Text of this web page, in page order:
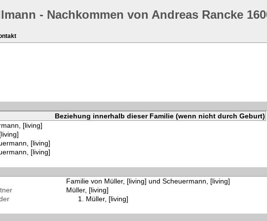
- Nachkommen von Andreas Rancke
Beziehung innerhalb dieser Familie (wenn nicht durch Geburt)
[living]
[living]
[living]
Familie von Müller, [living] und Scheuermann, [living]
Müller, [living]
Müller, [living]